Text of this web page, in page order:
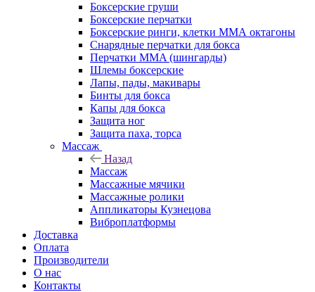
Боксерские груши
Боксерские перчатки
Боксерские ринги, клетки ММА октагоны
Снарядные перчатки для бокса
Перчатки MMA (шингарды)
Шлемы боксерские
Лапы, пады, макивары
Бинты для бокса
Капы для бокса
Защита ног
Защита паха, торса
Массаж
Назад
Массаж
Массажные мячики
Массажные ролики
Аппликаторы Кузнецова
Виброплатформы
Доставка
Оплата
Производители
О нас
Контакты